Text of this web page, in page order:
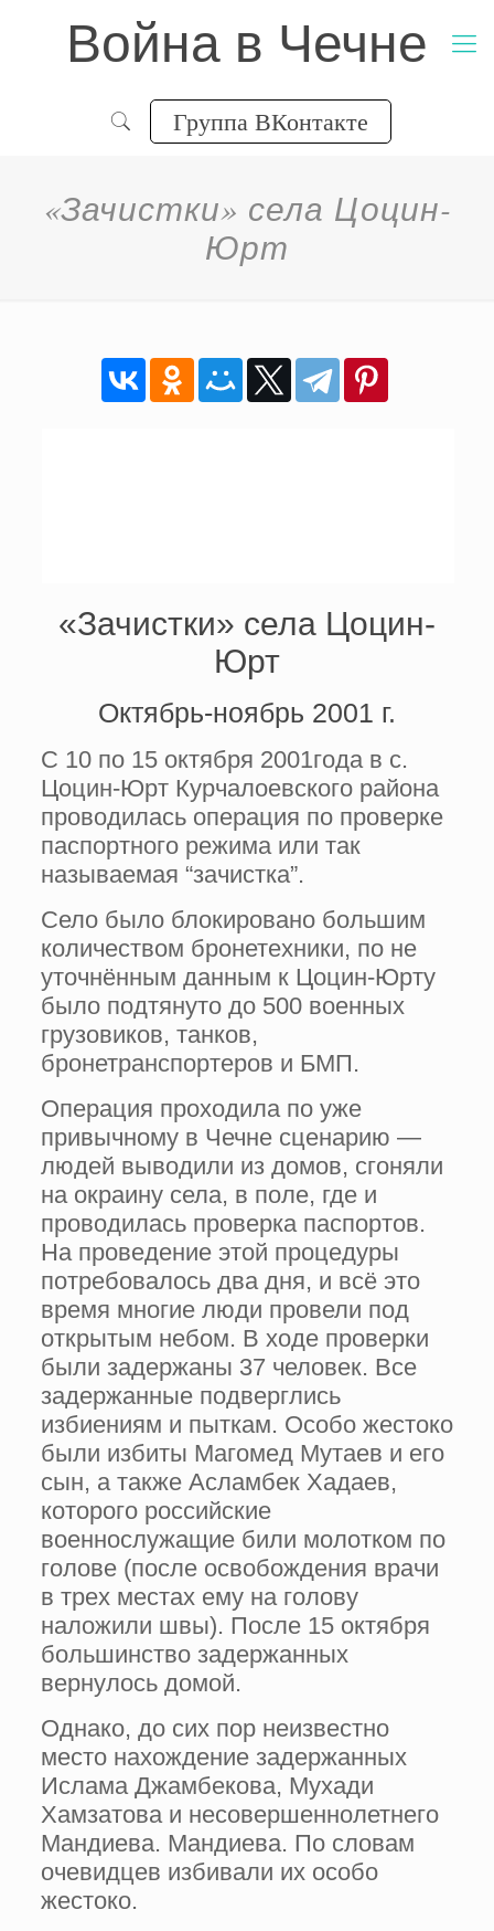
Война в Чечне
Группа ВКонтакте
«Зачистки» села Цоцин-
Юрт
«Зачистки» села Цоцин-
Юрт
Октябрь-ноябрь 2001 г.
С 10 по 15 октября 2001года в с.
Цоцин-Юрт Курчалоевского района
проводилась операция по проверке
паспортного режима или так
называемая “зачистка”.
Село было блокировано большим
количеством бронетехники, по не
уточнённым данным к Цоцин-Юрту
было подтянуто до 500 военных
грузовиков, танков,
бронетранспортеров и БМП.
Операция проходила по уже
привычному в Чечне сценарию —
людей выводили из домов, сгоняли
на окраину села, в поле, где и
проводилась проверка паспортов.
На проведение этой процедуры
потребовалось два дня, и всё это
время многие люди провели под
открытым небом. В ходе проверки
были задержаны 37 человек. Все
задержанные подверглись
избиениям и пыткам. Особо жестоко
были избиты Магомед Мутаев и его
сын, а также Асламбек Хадаев,
которого российские
военнослужащие били молотком по
голове (после освобождения врачи
в трех местах ему на голову
наложили швы). После 15 октября
большинство задержанных
вернулось домой.
Однако, до сих пор неизвестно
место нахождение задержанных
Ислама Джамбекова, Мухади
Хамзатова и несовершеннолетнего
Мандиева. Мандиева. По словам
очевидцев избивали их особо
жестоко.